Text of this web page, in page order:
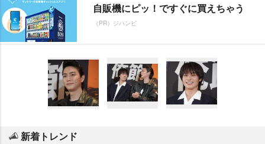
自販機にピッ！ですぐに買えちゃう
（PR）ジハンピ
新着トレンド